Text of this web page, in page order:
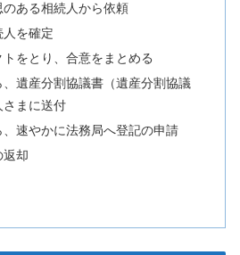
ある相続人から依頼
人を確定
をとり、合意をまとめる
遺産分割協議書（遺産分割協議
さまに送付
速やかに法務局へ登記の申請
返却